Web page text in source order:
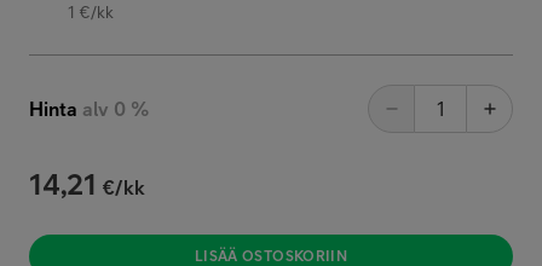
1 €/kk
Hinta alv 0 %
14,21 €/kk
LISÄÄ OSTOSKORIIN